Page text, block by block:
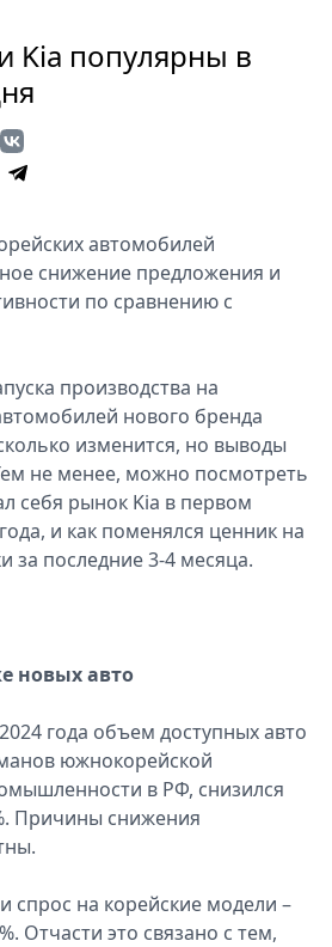
Kia популярны в
автомобилей
снижение предложения и
по сравнению с
производства на
нового бренда
изменится, но выводы
не менее, можно посмотреть
себя рынок Kia в первом
и как поменялся ценник на
за последние 3-4 месяца.
новых авто
года объем доступных авто
южнокорейской
в РФ, снизился
Причины снижения
спрос на корейские модели –
Отчасти это связано с тем,